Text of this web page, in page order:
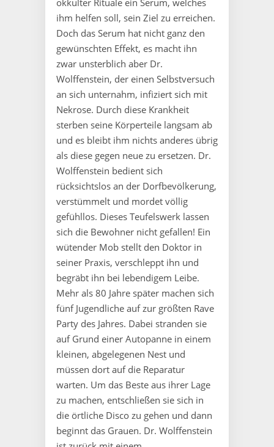
okkulter Rituale ein Serum, welches
ihm helfen soll, sein Ziel zu erreichen.
Doch das Serum hat nicht ganz den
gewünschten Effekt, es macht ihn
zwar unsterblich aber Dr.
Wolffenstein, der einen Selbstversuch
an sich unternahm, infiziert sich mit
Nekrose. Durch diese Krankheit
sterben seine Körperteile langsam ab
und es bleibt ihm nichts anderes übrig
als diese gegen neue zu ersetzen. Dr.
Wolffenstein bedient sich
rücksichtslos an der Dorfbevölkerung,
verstümmelt und mordet völlig
gefühllos. Dieses Teufelswerk lassen
sich die Bewohner nicht gefallen! Ein
wütender Mob stellt den Doktor in
seiner Praxis, verschleppt ihn und
begräbt ihn bei lebendigem Leibe.
Mehr als 80 Jahre später machen sich
fünf Jugendliche auf zur größten Rave
Party des Jahres. Dabei stranden sie
auf Grund einer Autopanne in einem
kleinen, abgelegenen Nest und
müssen dort auf die Reparatur
warten. Um das Beste aus ihrer Lage
zu machen, entschließen sie sich in
die örtliche Disco zu gehen und dann
beginnt das Grauen. Dr. Wolffenstein